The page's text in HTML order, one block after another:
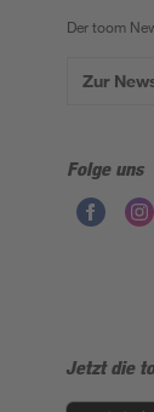
Der toom
Zur
Folge uns
Jetzt die